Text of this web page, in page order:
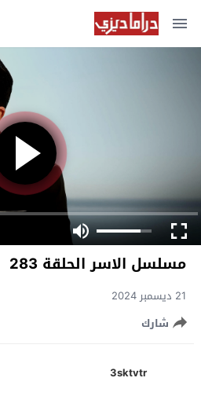
مسلسل الاسر الحلقة 283
21 ديسمبر 2024
شارك
3sktvtr